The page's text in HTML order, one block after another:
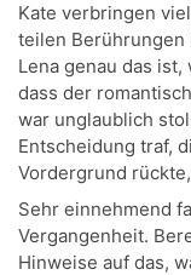
Kate verbringen
teilen
Lena genau das
dass der
war unglaublich
Entscheidung traf,
Vordergrund
Sehr einnehmend
Vergangenheit.
Hinweise auf das,